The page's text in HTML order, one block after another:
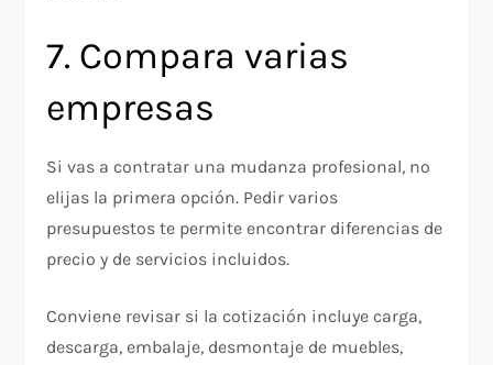
7. Compara varias
empresas
Si vas a contratar una mudanza profesional, no
elijas la primera opción. Pedir varios
presupuestos te permite encontrar diferencias de
precio y de servicios incluidos.
Conviene revisar si la cotización incluye carga,
descarga, embalaje, desmontaje de muebles,